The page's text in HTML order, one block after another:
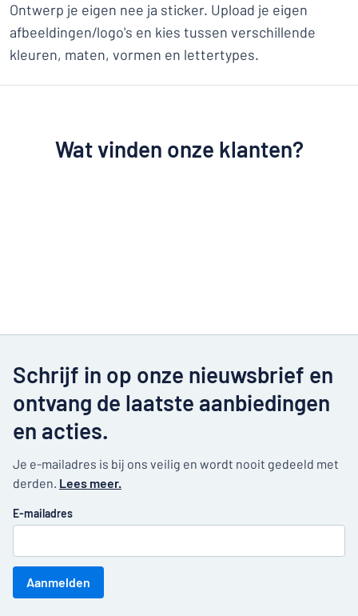
Ontwerp je eigen nee ja sticker. Upload je eigen
afbeeldingen/logo's en kies tussen verschillende
kleuren, maten, vormen en lettertypes.
Wat vinden onze klanten?
Schrijf in op onze nieuwsbrief en
ontvang de laatste aanbiedingen
en acties.
Je e-mailadres is bij ons veilig en wordt nooit gedeeld met
derden. Lees meer.
E-mailadres
Aanmelden